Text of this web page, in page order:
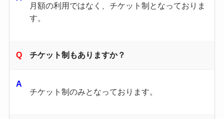
月額の利用ではなく、チケット制となっておりま
す。
チケット制もありますか？
チケット制のみとなっております。